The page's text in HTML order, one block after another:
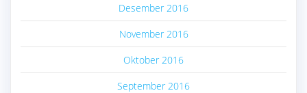
Desember 2016
November 2016
Oktober 2016
September 2016